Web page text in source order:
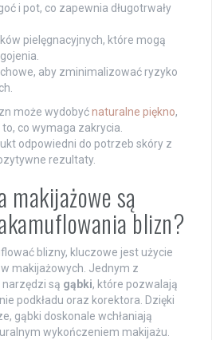
i pot, co zapewnia długotrwały
pielęgnacyjnych, które mogą
aby zminimalizować ryzyko
może wydobyćnaturalne piękno,
co wymaga zakrycia.
odpowiedni do potrzeb skóry z
rezultaty.
makijażowe są
blizn?
blizny, kluczowe jest użycie
makijażowych. Jednym z
są gąbki, które pozwalają
podkładu oraz korektora. Dzięki
gąbki doskonale wchłaniają
wykończeniem makijażu.